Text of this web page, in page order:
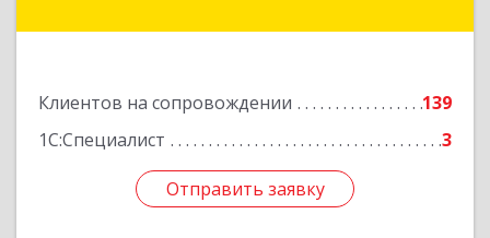
Клиентов на сопровождении
139
1С:Специалист
3
Отправить заявку
Отправить заявку